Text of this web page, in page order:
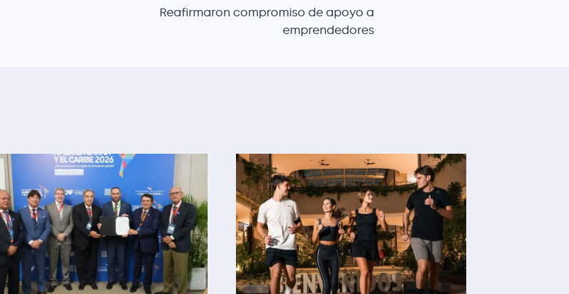
Reafirmaron compromiso de apoyo a
emprendedores